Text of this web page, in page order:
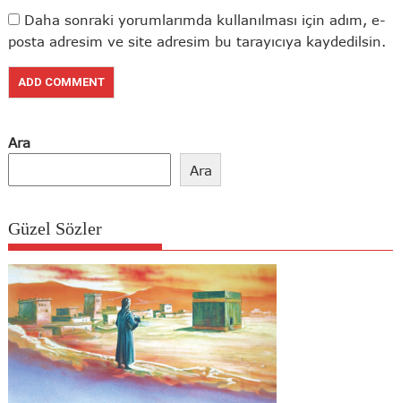
Daha sonraki yorumlarımda kullanılması için adım, e-
posta adresim ve site adresim bu tarayıcıya kaydedilsin.
Ara
Ara
Güzel Sözler